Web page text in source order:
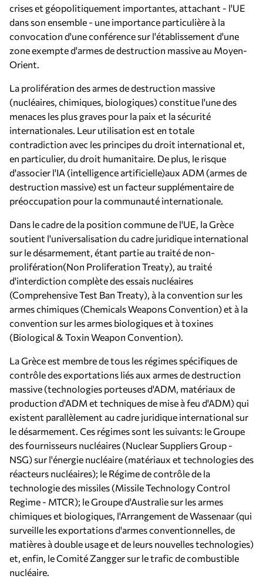
crises et géopolitiquement importantes, attachant - l'UE
dans son ensemble - une importance particulière à la
convocation d'une conférence sur l'établissement d'une
zone exempte d'armes de destruction massive au Moyen-
Orient.
La prolifération des armes de destruction massive
(nucléaires, chimiques, biologiques) constitue l'une des
menaces les plus graves pour la paix et la sécurité
internationales. Leur utilisation est en totale
contradiction avec les principes du droit international et,
en particulier, du droit humanitaire. De plus, le risque
d'associer l'IA (intelligence artificielle)aux ADM (armes de
destruction massive) est un facteur supplémentaire de
préoccupation pour la communauté internationale.
Dans le cadre de la position commune de l'UE, la Grèce
soutient l'universalisation du cadre juridique international
sur le désarmement, étant partie au traité de non-
prolifération(Non Proliferation Treaty), au traité
d'interdiction complète des essais nucléaires
(Comprehensive Test Ban Treaty), à la convention sur les
armes chimiques (Chemicals Weapons Convention) et à la
convention sur les armes biologiques et à toxines
(Biological & Toxin Weapon Convention).
La Grèce est membre de tous les régimes spécifiques de
contrôle des exportations liés aux armes de destruction
massive (technologies porteuses d'ADM, matériaux de
production d'ADM et techniques de mise à feu d'ADM) qui
existent parallèlement au cadre juridique international sur
le désarmement. Ces régimes sont les suivants: le Groupe
des fournisseurs nucléaires (Nuclear Suppliers Group -
NSG) sur l'énergie nucléaire (matériaux et technologies des
réacteurs nucléaires); le Régime de contrôle de la
technologie des missiles (Missile Technology Control
Regime - MTCR); le Groupe d'Australie sur les armes
chimiques et biologiques, l'Arrangement de Wassenaar (qui
surveille les exportations d'armes conventionnelles, de
matières à double usage et de leurs nouvelles technologies)
et, enfin, le Comité Zangger sur le trafic de combustible
nucléaire.